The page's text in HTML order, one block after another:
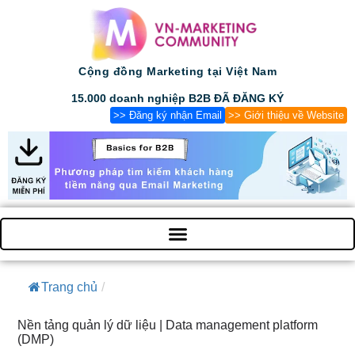
Cộng đồng Marketing tại Việt Nam
15.000 doanh nghiệp B2B ĐÃ ĐĂNG KÝ
>> Giới thiệu về Website
>> Đăng ký nhận Email
Trang chủ /
Nền tảng quản lý dữ liệu | Data management platform
(DMP)